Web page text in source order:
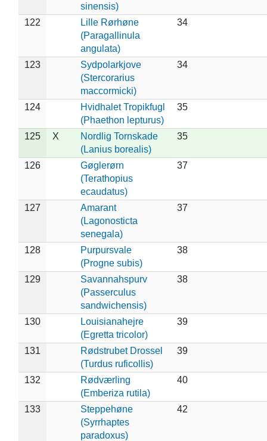
sinensis)
122
Lille Rørhøne
(Paragallinula
angulata)
34
123
Sydpolarkjove
(Stercorarius
maccormicki)
34
124
Hvidhalet Tropikfugl
(Phaethon lepturus)
35
125 X
Nordlig Tornskade
(Lanius borealis)
35
126
Gøglerørn
(Terathopius
ecaudatus)
37
127
Amarant
(Lagonosticta
senegala)
37
128
Purpursvale
(Progne subis)
38
129
Savannahspurv
(Passerculus
sandwichensis)
38
130
Louisianahejre
(Egretta tricolor)
39
131
Rødstrubet Drossel
(Turdus ruficollis)
39
132
Rødværling
(Emberiza rutila)
40
133
Steppehøne
(Syrrhaptes
paradoxus)
42